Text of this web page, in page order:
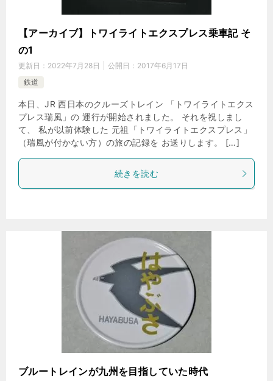
【アーカイブ】トワイライトエクスプレス乗車記 そ
の1
更新日： 2022年7月28日 公開日： 2017年6月17日
鉄道
本日、JR 西日本のクルーズトレイン 「トワイライトエクス
プレス瑞風」の 運行が開始されました。 それを祝しまし
て、 私が以前体験した 元祖「トワイライトエクスプレス」
（瑞風が付かない方）の旅の記録を お送りします。 […]
続きを読む
ブルートレインが九州を目指していた時代